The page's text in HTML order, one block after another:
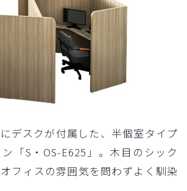
デスクが付属した、半個室タイプ
「S・OS-E625」。木目のシック
フィスの雰囲気を問わずよく馴染